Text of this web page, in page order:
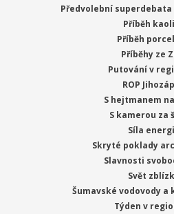
Předvolební superdebata
Příběh
Příběh
Příběhy ze
Putování v
ROP
S hejtmanem
S kamerou za
Síla
Skryté poklady
Slavnosti
Svět
Šumavské vodovody a
Týden v